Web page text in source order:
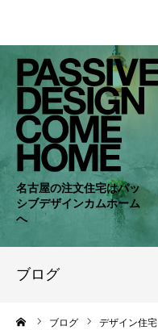
名古屋の注文住宅はパッ
シブデザインカムホーム
へ
ブログ
ブログ デザイン住宅
HOME
WORKS
COMPANY
CONCEPT